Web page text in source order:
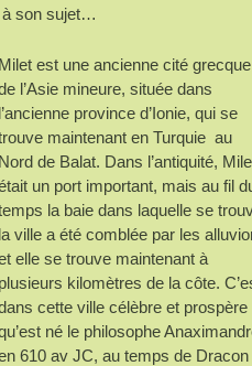
à son sujet…
Milet est une ancienne cité grecque
l’Asie mineure, située dans
l’ancienne province d’Ionie, qui se
maintenant en Turquie au
Nord de Balat. Dans l’antiquité,
un port important, mais au fil
la baie dans laquelle se
la ville a été comblée par les
elle se trouve maintenant à
plusieurs kilomètres de la côte.
cette ville célèbre et prospère
né le philosophe
610 av JC, au temps de Dracon